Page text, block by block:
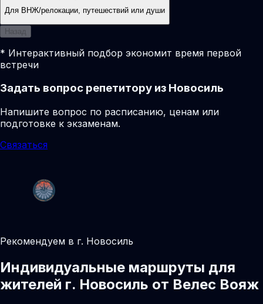
Для ВНЖ/релокации, путешествий или души
Назад
* Интерактивный подбор экономит время первой
встречи
Задать вопрос репетитору из Новосиль
Напишите вопрос по расписанию, ценам или
подготовке к экзаменам.
Связаться
Рекомендуем в г. Новосиль
Индивидуальные маршруты для
жителей г. Новосиль от Велес Вояж